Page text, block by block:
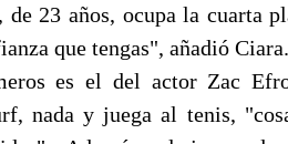
23 años, ocupa la cuarta
que tengas", añadió Ciara.
es el del actor Zac
nada y juega al tenis,